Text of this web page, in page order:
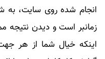
انجام شده روی سایت، به
زمانبر است و دیدن نتیجه
اینکه خیال شما از هر